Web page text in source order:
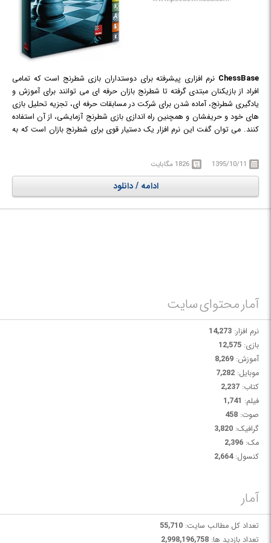
ChessBase نرم افزاری پیشرفته برای دوستداران بازی شطرنج است که تمامی
افراد از بازیکنان مبتدی گرفته تا شطرنج بازان حرفه ای می توانند برای آموزش و
یادگیری شطرنج، آماده شدن برای شرکت در مسابقات حرفه ای، تجزیه تحلیل بازی
های خود و حریفشان و همچنین راه اندازی بازی شطرنج آزمایشی، از آن استفاده
کنند. می توان گفت این نرم افزار یک دستیار قوی برای شطرنج بازان است که به
بازی های شطرنج و ... به نصب این نرم افزار نیاز خواهید داشت. یکی از
مهمترین دلایلی که بیشتر بازکنان حرفه ای را به سمت استفاده از این نرم افزار
سوق داده است، تجزیه و تحلیل دقیق و تاکتیکی حرکات بازیکن در شطرنج است
که با استفاده از موتورها و پایگاه داده قدرتمند، قبل و بعد از حرکت یه مهره، نکات
1395/10/11 1826 مگابایت
ادامه / دانلود
آمار محتوای سایت
نرم افزار: 14,273
بازی: 12,575
آموزش: 8,269
موبایل: 7,282
کتاب: 2,237
فیلم: 1,741
صوت: 458
گرافیک: 3,820
مک: 2,396
کنسول:2,664
آمار
تعداد کل مطالب سایت: 55,710
تعداد بازدید ها: 2,998,196,758